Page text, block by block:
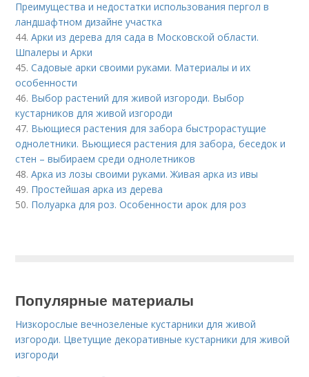
Преимущества и недостатки использования пергол в
ландшафтном дизайне участка
44.Арки из дерева для сада в Московской области.
Шпалеры и Арки
45.Садовые арки своими руками. Материалы и их
особенности
46. Выбор растений для живой изгороди. Выбор
кустарников для живой изгороди
47. Вьющиеся растения для забора быстрорастущие
однолетники. Вьющиеся растения для забора, беседок и
стен – выбираем среди однолетников
48.Арка из лозы своими руками. Живая арка из ивы
49. Простейшая арка из дерева
50. Полуарка для роз. Особенности арок для роз
Популярные материалы
Низкорослые вечнозеленые кустарники для живой
изгороди. Цветущие декоративные кустарники для живой
изгороди